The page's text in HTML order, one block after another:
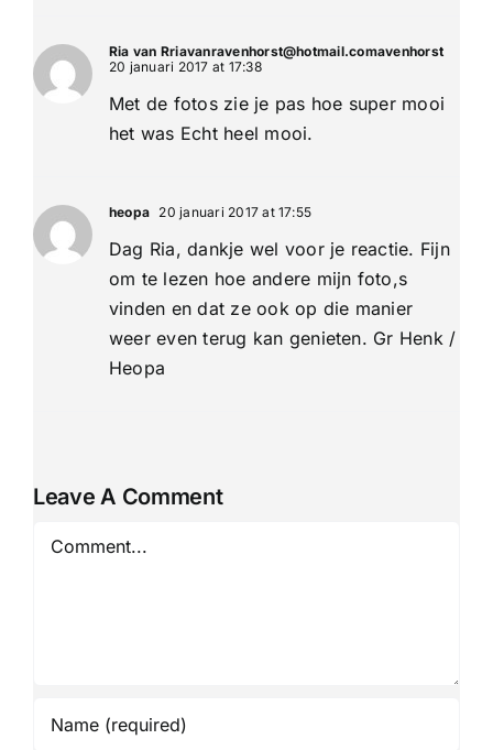
Ria van Rriavanravenhorst@hotmail.comavenhorst
20 januari 2017 at 17:38
Met de fotos zie je pas hoe super mooi
het was Echt heel mooi.
heopa 20 januari 2017 at 17:55
Dag Ria, dankje wel voor je reactie. Fijn
om te lezen hoe andere mijn foto,s
vinden en dat ze ook op die manier
weer even terug kan genieten. Gr Henk /
Heopa
Leave A Comment
Comment